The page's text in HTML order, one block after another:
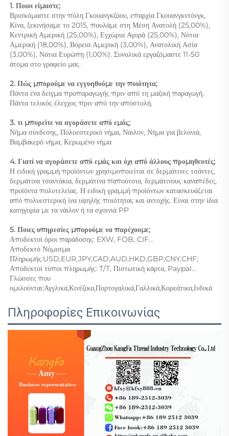
1. Ποιοι είμαστε;
Βρισκόμαστε στην πόλη Γκουανγκζόου, επαρχία Γκουανγκντόνγκ,
Κίνα, ξεκινήσαμε το 2015, πουλάμε στη Μέση Ανατολή (25,00%),
Κεντρική Αμερική (25,00%), Εγχώρια Αγορά (25,00%), Νότια
Αμερική (18,00%), Βόρεια Αμερική (3,00%), Ανατολική Ασία
(3,00%), Νότια Ευρώπη (1,00%). Συνολικά εργαζόμαστε 11-50
άτομα στο γραφείο μας.
2. Πώς μπορούμε να εγγυηθούμε την ποιότητα;
Πάντα ένα δείγμα προπαραγωγής πριν από τη μαζική παραγωγή.
Πάντα τελικός έλεγχος πριν από την αποστολή.
3. τι μπορείτε να αγοράσετε από εμάς;
Νήμα σύνδεσης, Πολυεστερικό νήμα, Νάιλον, Νήμα για βελονιά,
Βαμβακερό νήμα, Κερωμένο νήμα
4. Γιατί να αγοράσετε από εμάς και όχι από άλλους προμηθευτές;
Η ειδική γραμμή προϊόντων χρησιμοποιείται σε δερμάτινες τσάντες,
δερμάτινα τσαντάκια, δερμάτινα παπούτσια, δερμάτινους καναπέδες,
προϊόντα πολυτελείας. Η ειδική γραμμή προϊόντων κατασκευάζεται
από πολυεστερική ίνα υψηλής ποιότητας και αντοχής. Είναι στην ίδια
κατηγορία με τα νάιλον ή τα σχοινιά PP
5. Ποιες υπηρεσίες μπορούμε να παρέχουμε;
Αποδεκτοί όροι παράδοσης: EXW, FOB, CIF...
Αποδεκτό Νόμισμα
Πληρωμής:USD,EUR,JPY,CAD,AUD,HKD,GBP,CNY,CHF;
Αποδεκτοί τύποι πληρωμής: T/T, Πιστωτική κάρτα, Paypal...
Γλώσσες που
ομιλούνται:Αγγλικά,Κινέζικα,Πορτογαλικά,Γαλλικά,Κορεάτικα,Ινδικά
Πληροφορίες Επικοινωνίας